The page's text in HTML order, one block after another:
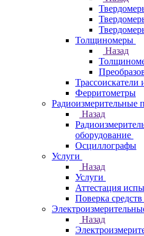
Толщиномеры
Назад
Трассоискатели
Ферритометры
Радиоизмерительные
Назад
оборудование
Осциллографы
Услуги
Назад
Услуги
Аттестация
Поверка
Назад